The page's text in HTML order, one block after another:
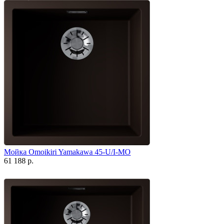
Мойка Omoikiri Yamakawa 45-U/I-MO
61 188 р.